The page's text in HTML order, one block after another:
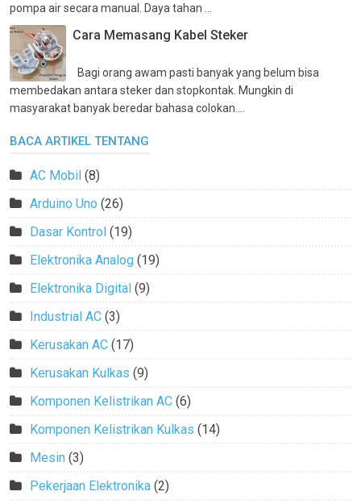
pompa air secara manual. Daya tahan ...
Cara Memasang Kabel Steker
Bagi orang awam pasti banyak yang belum bisa
membedakan antara steker dan stopkontak. Mungkin di
masyarakat banyak beredar bahasa colokan....
BACA ARTIKEL TENTANG
AC Mobil (8)
Arduino Uno (26)
Dasar Kontrol (19)
Elektronika Analog (19)
Elektronika Digital (9)
Industrial AC (3)
Kerusakan AC (17)
Kerusakan Kulkas (9)
Komponen Kelistrikan AC (6)
Komponen Kelistrikan Kulkas (14)
Mesin (3)
Pekerjaan Elektronika (2)